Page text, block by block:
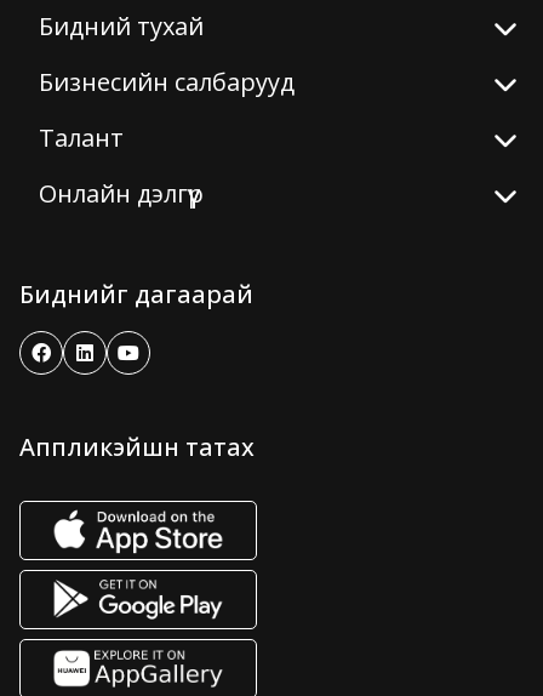
Бидний тухай
Бизнесийн салбарууд
Талант
Онлайн дэлгүүр
Биднийг дагаарай
Аппликэйшн татах